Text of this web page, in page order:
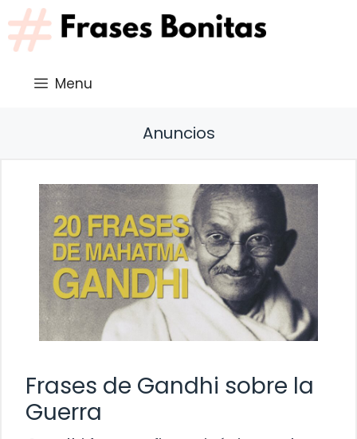
Saltar
al
contenido
Menu
Anuncios
Frases de Gandhi sobre la
Guerra